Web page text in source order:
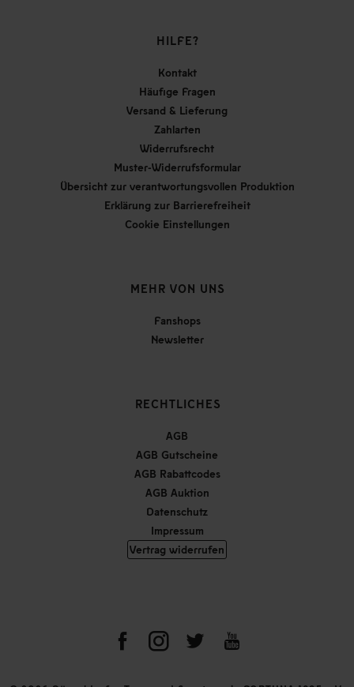
HILFE?
Kontakt
Häufige Fragen
Versand & Lieferung
Zahlarten
Widerrufsrecht
Muster-Widerrufsformular
Übersicht zur verantwortungsvollen Produktion
Erklärung zur Barrierefreiheit
Cookie Einstellungen
MEHR VON UNS
Fanshops
Newsletter
RECHTLICHES
AGB
AGB Gutscheine
AGB Rabattcodes
AGB Auktion
Datenschutz
Impressum
Vertrag widerrufen